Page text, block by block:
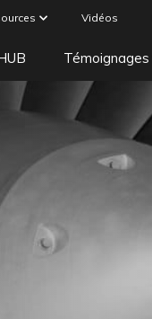
Vidéos
Témoignages